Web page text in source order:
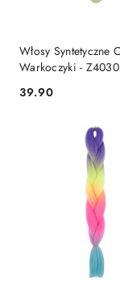
Włosy Syntetyczne
Warkoczyki - Z4030
Cena:
39.90